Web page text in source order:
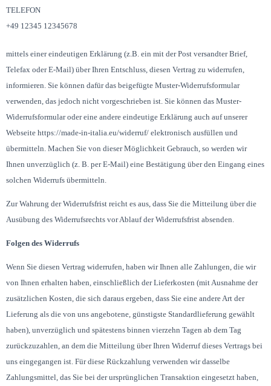
TELEFON
+49 12345 12345678
mittels einer eindeutigen Erklärung (z.B. ein mit der Post versandter Brief,
Telefax oder E-Mail) über Ihren Entschluss, diesen Vertrag zu widerrufen,
informieren. Sie können dafür das beigefügte Muster-Widerrufsformular
verwenden, das jedoch nicht vorgeschrieben ist. Sie können das Muster-
Widerrufsformular oder eine andere eindeutige Erklärung auch auf unserer
Webseite https://made-in-italia.eu/widerruf/ elektronisch ausfüllen und
übermitteln. Machen Sie von dieser Möglichkeit Gebrauch, so werden wir
Ihnen unverzüglich (z. B. per E-Mail) eine Bestätigung über den Eingang eines
solchen Widerrufs übermitteln.
Zur Wahrung der Widerrufsfrist reicht es aus, dass Sie die Mitteilung über die
Ausübung des Widerrufsrechts vor Ablauf der Widerrufsfrist absenden.
Folgen des Widerrufs
Wenn Sie diesen Vertrag widerrufen, haben wir Ihnen alle Zahlungen, die wir
von Ihnen erhalten haben, einschließlich der Lieferkosten (mit Ausnahme der
zusätzlichen Kosten, die sich daraus ergeben, dass Sie eine andere Art der
Lieferung als die von uns angebotene, günstigste Standardlieferung gewählt
haben), unverzüglich und spätestens binnen vierzehn Tagen ab dem Tag
zurückzuzahlen, an dem die Mitteilung über Ihren Widerruf dieses Vertrags bei
uns eingegangen ist. Für diese Rückzahlung verwenden wir dasselbe
Zahlungsmittel, das Sie bei der ursprünglichen Transaktion eingesetzt haben,